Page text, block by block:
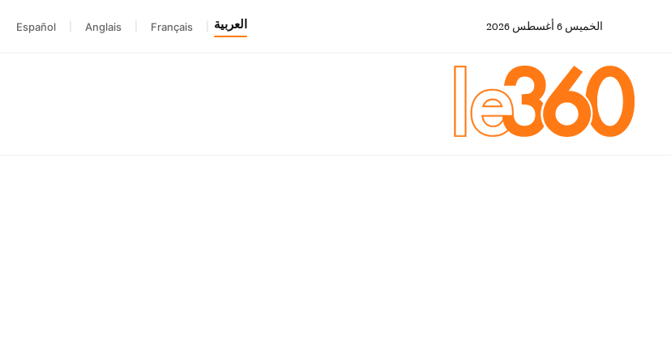
الخميس 6 أغسطس 2026 العربية Français
Anglais
Español